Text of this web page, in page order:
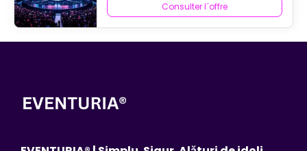
Consulter l´offre